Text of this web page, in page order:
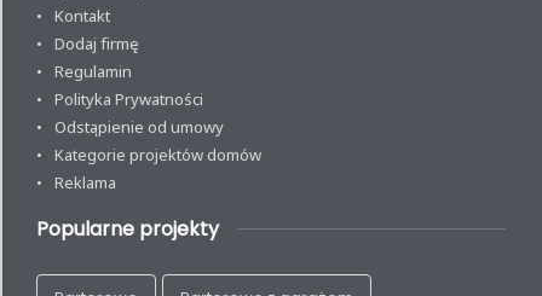
Kontakt
Dodaj firmę
Regulamin
Polityka Prywatności
Odstąpienie od umowy
Kategorie projektów domów
Reklama
Popularne projekty